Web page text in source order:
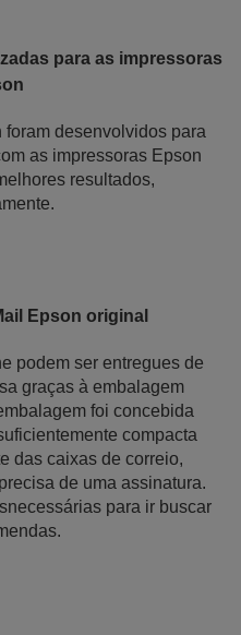
para as impressoras
desenvolvidos para
as impressoras Epson
resultados,
Epson original
podem ser entregues de
graças à embalagem
foi concebida
compacta
das caixas de correio,
de uma assinatura.
para ir buscar